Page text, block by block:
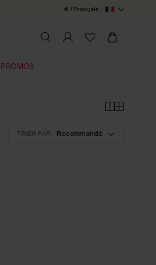
€ / Français
PROMOS
TRIER PAR : Recommandé